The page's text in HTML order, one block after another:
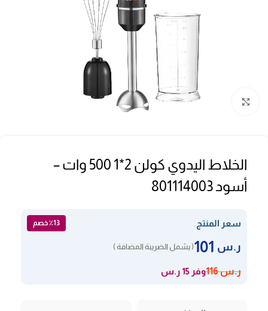
Click to enlarge
الخلاط اليدوي كولن 2*1 500 وات –
أسود 801114003
سعر المنتج ٪13 خصم
ر.س ( يشمل الضريبة المضافة )
ر.س116 وفر 15 ر.س